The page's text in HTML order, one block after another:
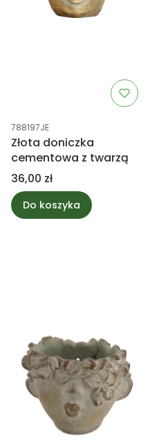
Kod produktu
788197JE
Złota doniczka
cementowa z twarzą
Cena
36,00 zł
Do koszyka